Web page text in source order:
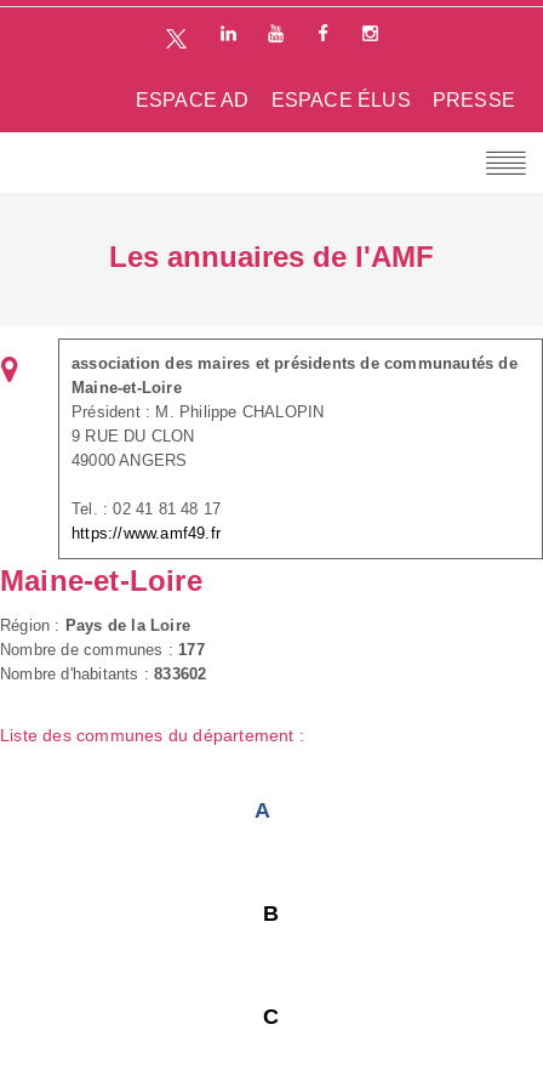
PRESSE
ESPACE ÉLUS
ESPACE AD
Les annuaires de l'AMF
association des maires et présidents de communautés de
Maine-et-Loire
Président : M. Philippe CHALOPIN
9 RUE DU CLON
49000 ANGERS
Tel. : 02 41 81 48 17
https://www.amf49.fr
Maine-et-Loire
Région : Pays de la Loire
Nombre de communes : 177
Nombre d'habitants :833602
Liste des communes du département :
A
B
C